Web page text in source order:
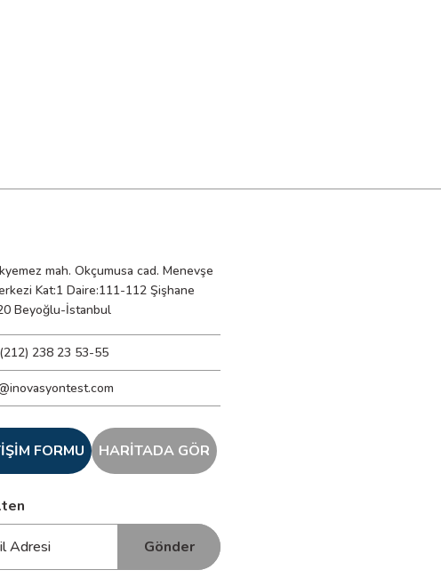
mah. Okçumusa cad. Menevşe
Kat:1 Daire:111-112 Şişhane
Beyoğlu-İstanbul
238 23 53-55
FORMU HARİTADA GÖR
Gönder